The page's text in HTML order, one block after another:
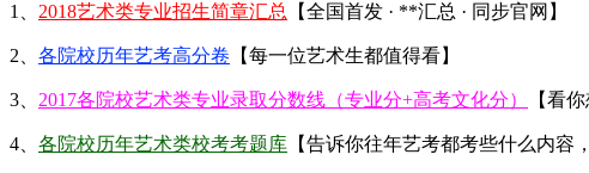
1、 2018艺术类专业招生简章汇总 【全国首发 · **汇总 · 同步官网】
2、 各院校历年艺考高分卷 【每一位艺术生都值得看】
3、 2017各院校艺术类专业录取分数线（专业分+高考文化分） 【看
4、 各院校历年艺术类校考考题库 【告诉你往年艺考都考些什么内容